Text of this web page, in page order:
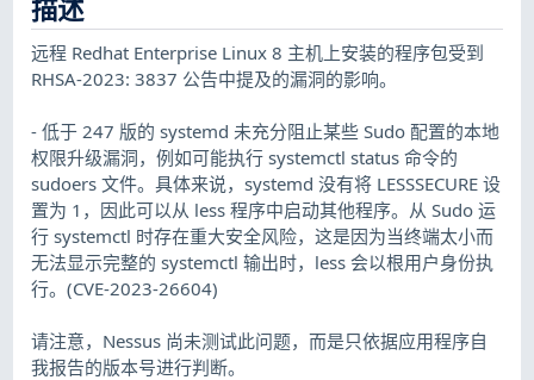
描述
远程 Redhat Enterprise Linux 8 主机上安装的程序包受到
RHSA-2023: 3837 公告中提及的漏洞的影响。
- 低于 247 版的 systemd 未充分阻止某些 Sudo 配置的本地
权限升级漏洞，例如可能执行 systemctl status 命令的
sudoers 文件。具体来说，systemd 没有将 LESSSECURE 设
置为 1，因此可以从 less 程序中启动其他程序。从 Sudo 运
行 systemctl 时存在重大安全风险，这是因为当终端太小而
无法显示完整的 systemctl 输出时，less 会以根用户身份执
行。(CVE-2023-26604)
请注意，Nessus 尚未测试此问题，而是只依据应用程序自
我报告的版本号进行判断。